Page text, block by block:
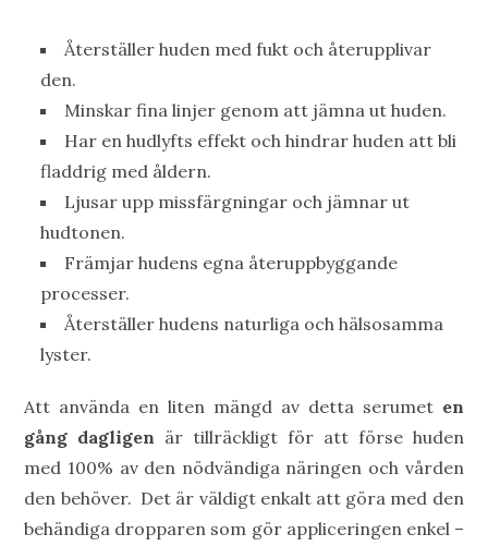
Återställer huden med fukt och återupplivar
den.
Minskar fina linjer genom att jämna ut huden.
Har en hudlyfts effekt och hindrar huden att bli
fladdrig med åldern.
Ljusar upp missfärgningar och jämnar ut
hudtonen.
Främjar hudens egna återuppbyggande
processer.
Återställer hudens naturliga och hälsosamma
lyster.
Att använda en liten mängd av detta serumet en
gång dagligen är tillräckligt för att förse huden
med 100% av den nödvändiga näringen och vården
den behöver. Det är väldigt enkalt att göra med den
behändiga dropparen som gör appliceringen enkel –